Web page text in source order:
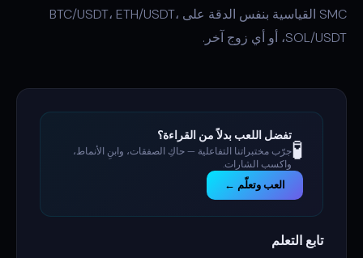
SMC القياسية بنفس الدقة على BTC/USDT، ETH/USDT،
SOL/USDT، أو أي زوج آخر.
🧪تفضل اللعب بدلاً من القراءة؟
جرّب مختبراتنا التفاعلية — حاكِ الصفقات، وابنِ الأنماط،
واكسب الشارات.
العب وتعلّم ←
تابع التعلم